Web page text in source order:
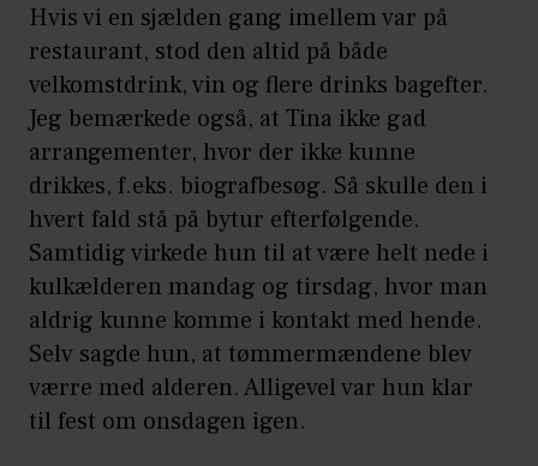
Hvis vi en sjælden gang imellem var på
restaurant, stod den altid på både
velkomstdrink, vin og flere drinks bagefter.
Jeg bemærkede også, at Tina ikke gad
arrangementer, hvor der ikke kunne
drikkes, f.eks. biografbesøg. Så skulle den i
hvert fald stå på bytur efterfølgende.
Samtidig virkede hun til at være helt nede i
kulkælderen mandag og tirsdag, hvor man
aldrig kunne komme i kontakt med hende.
Selv sagde hun, at tømmermændene blev
værre med alderen. Alligevel var hun klar
til fest om onsdagen igen.